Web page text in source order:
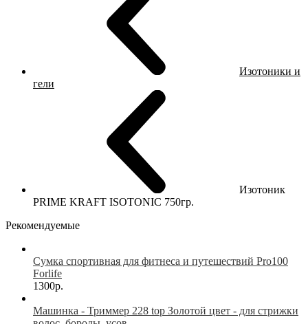
Изотоники и
гели
Изотоник
PRIME KRAFT ISOTONIC 750гр.
Рекомендуемые
Сумка спортивная для фитнеса и путешествий Pro100
Forlife
1300р.
Машинка - Триммер 228 top Золотой цвет - для стрижки